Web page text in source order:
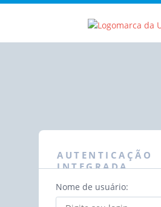
AUTENTICAÇÃO
INTEGRADA
Nome de usuário: